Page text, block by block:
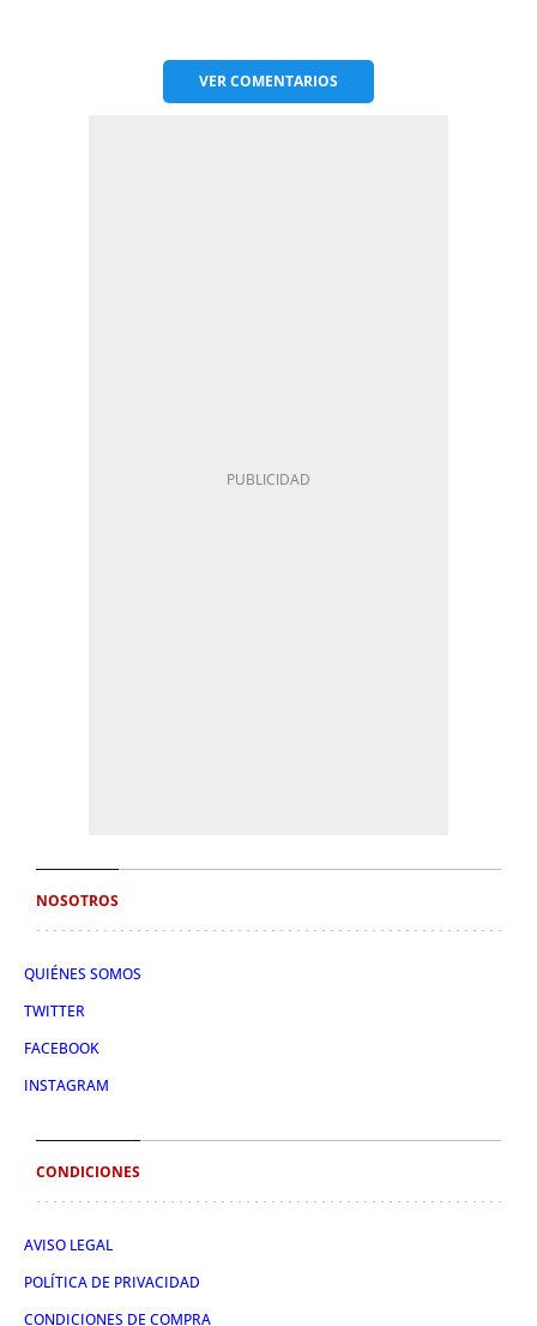
VERCOMENTARIOS
NOSOTROS
QUIÉNES SOMOS
TWITTER
FACEBOOK
INSTAGRAM
CONDICIONES
AVISO LEGAL
POLÍTICA DE PRIVACIDAD
CONDICIONES DE COMPRA